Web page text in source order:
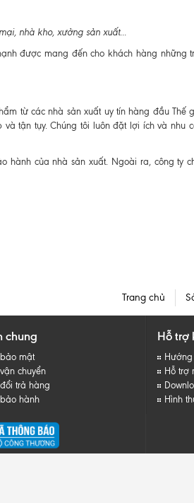
nhà kho, xưởng sản xuất...
được mang đến cho khách hàng những
từ các nhà sản xuất uy tín hàng đầu Thế
tận tụy. Chúng tôi luôn đặt lợi ích và nhu
hành của nhà sản xuất. Ngoài ra, công ty
Trang chủ
chung
mật
chuyển
trả hàng
hành
Hỗ trợ
Hỗ trợ
Hình